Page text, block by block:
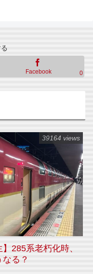
Facebook 0
285系老朽化時、
る？
39164 views